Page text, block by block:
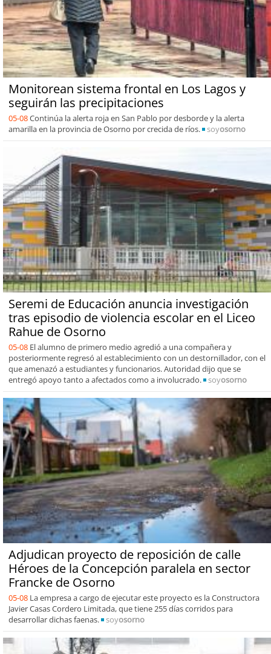
Monitorean sistema frontal en Los Lagos y
seguirán las precipitaciones
05-08Continúa la alerta roja en San Pablo por desborde y la alerta
amarilla en la provincia de Osorno por crecida de ríos.
soyosorno
Seremi de Educación anuncia investigación
tras episodio de violencia escolar en el Liceo
Rahue de Osorno
05-08 El alumno de primero medio agredió a una compañera y
posteriormente regresó al establecimiento con un destornillador, con el
que amenazó a estudiantes y funcionarios. Autoridad dijo que se
entregó apoyo tanto a afectados como a involucrado.
soyosorno
Adjudican proyecto de reposición de calle
Héroes de la Concepción paralela en sector
Francke de Osorno
05-08 La empresa a cargo de ejecutar este proyecto es la Constructora
Javier Casas Cordero Limitada, que tiene 255 días corridos para
desarrollar dichas faenas.
soyosorno